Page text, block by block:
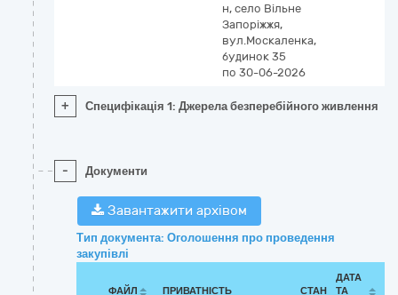
н, село Вільне
Запоріжжя,
вул.Москаленка,
будинок 35
по 30-06-2026
+ Специфікація 1: Джерела безперебійного живлення
- Документи
Завантажити архівом
Тип документа: Оголошення про проведення
закупівлі
ФАЙЛ ПРИВАТНІСТЬ СТАН
ДАТА
ТА